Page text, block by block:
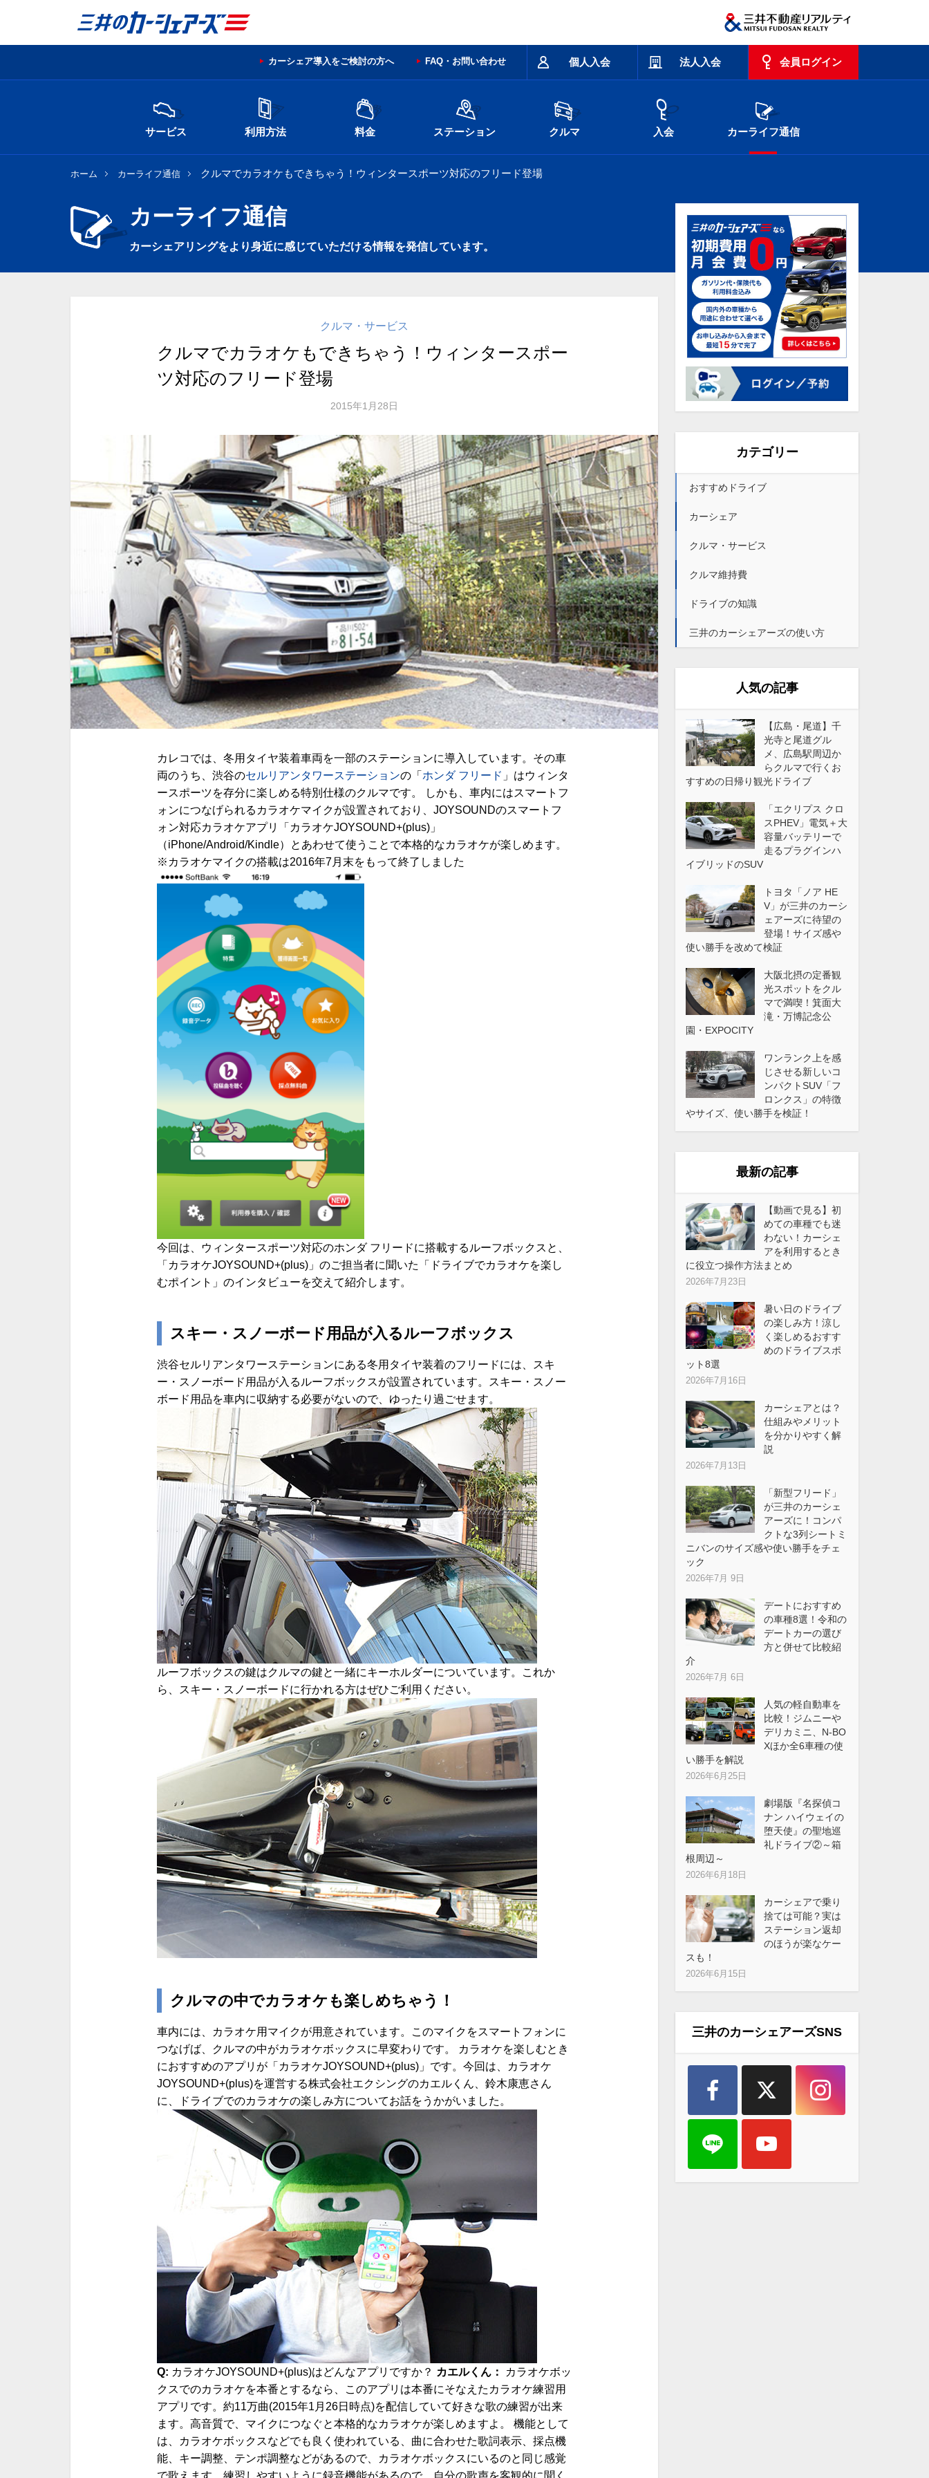
個人入会 法人入会 会員ログイン
カーシェア導入をご検討の方へ FAQ・お問い合わせ
サービス 利用方法 料金 ステーション クルマ 入会 カーライフ通信
ホーム カーライフ通信 クルマでカラオケもできちゃう！ウィンタースポーツ対応のフリード登場
カーライフ通信
カーシェアリングをより身近に感じていただける情報を発信しています。
クルマ・サービス
クルマでカラオケもできちゃう！ウィンタースポー
ツ対応のフリード登場
2015年1月28日
カレコでは、冬用タイヤ装着車両を一部のステーションに導入しています。その車
両のうち、渋谷のセルリアンタワーステーションの「 ホンダ フリード 」はウィンタ
ースポーツを存分に楽しめる特別仕様のクルマです。 しかも、車内にはスマートフ
ォンにつなげられるカラオケマイクが設置されており、JOYSOUNDのスマートフ
ォン対応カラオケアプリ「カラオケJOYSOUND+(plus)」
（iPhone/Android/Kindle）とあわせて使うことで本格的なカラオケが楽しめます。
※カラオケマイクの搭載は2016年7月末をもって終了しました
今回は、ウィンタースポーツ対応のホンダ フリードに搭載するルーフボックスと、
「カラオケJOYSOUND+(plus)」のご担当者に聞いた「ドライブでカラオケを楽し
むポイント」のインタビューを交えて紹介します。
スキー・スノーボード用品が入るルーフボックス
渋谷セルリアンタワーステーションにある冬用タイヤ装着のフリードには、スキ
ー・スノーボード用品が入るルーフボックスが設置されています。スキー・スノー
ボード用品を車内に収納する必要がないので、ゆったり過ごせます。
ルーフボックスの鍵はクルマの鍵と一緒にキーホルダーについています。これか
ら、スキー・スノーボードに行かれる方はぜひご利用ください。
クルマの中でカラオケも楽しめちゃう！
車内には、カラオケ用マイクが用意されています。このマイクをスマートフォンに
つなげば、クルマの中がカラオケボックスに早変わりです。 カラオケを楽しむとき
におすすめのアプリが「カラオケJOYSOUND+(plus)」です。今回は、カラオケ
JOYSOUND+(plus)を運営する株式会社エクシングのカエルくん、鈴木康恵さん
に、ドライブでのカラオケの楽しみ方についてお話をうかがいました。
Q: カラオケJOYSOUND+(plus)はどんなアプリですか？ カエルくん：
カラオケボッ
クスでのカラオケを本番とするなら、このアプリは本番にそなえたカラオケ練習用
アプリです。約11万曲(2015年1月26日時点)を配信していて好きな歌の練習が出来
ます。高音質で、マイクにつなぐと本格的なカラオケが楽しめますよ。 機能として
は、カラオケボックスなどでも良く使われている、曲に合わせた歌詞表示、採点機
能、キー調整、テンポ調整などがあるので、カラオケボックスにいるのと同じ感覚
で歌えます。練習しやすいように録音機能があるので、自分の歌声を客観的に聞く
カテゴリー
おすすめドライブ
カーシェア
クルマ・サービス
クルマ維持費
ドライブの知識
三井のカーシェアーズの使い方
人気の記事
【広島・尾道】千
光寺と尾道グル
メ、広島駅周辺か
らクルマで行くお
すすめの日帰り観光ドライブ
「エクリプス クロ
スPHEV」電気＋大
容量バッテリーで
走るプラグインハ
イブリッドのSUV
トヨタ「ノア HE
V」が三井のカーシ
ェアーズに待望の
登場！サイズ感や
使い勝手を改めて検証
大阪北摂の定番観
光スポットをクル
マで満喫！箕面大
滝・万博記念公
園・EXPOCITY
ワンランク上を感
じさせる新しいコ
ンパクトSUV「フ
ロンクス」の特徴
やサイズ、使い勝手を検証！
最新の記事
【動画で見る】初
めての車種でも迷
わない！カーシェ
アを利用するとき
に役立つ操作方法まとめ
2026年7月23日
暑い日のドライブ
の楽しみ方！涼し
く楽しめるおすす
めのドライブスポ
ット8選
2026年7月16日
カーシェアとは？
仕組みやメリット
を分かりやすく解
説
2026年7月13日
「新型フリード」
が三井のカーシェ
アーズに！コンパ
クトな3列シートミ
ニバンのサイズ感や使い勝手をチェ
ック
2026年7月 9日
デートにおすすめ
の車種8選！令和の
デートカーの選び
方と併せて比較紹
介
2026年7月 6日
人気の軽自動車を
比較！ジムニーや
デリカミニ、N-BO
Xほか全6車種の使
い勝手を解説
2026年6月25日
劇場版『名探偵コ
ナン ハイウェイの
堕天使』の聖地巡
礼ドライブ②～箱
根周辺～
2026年6月18日
カーシェアで乗り
捨ては可能？実は
ステーション返却
のほうが楽なケー
スも！
2026年6月15日
三井のカーシェアーズSNS